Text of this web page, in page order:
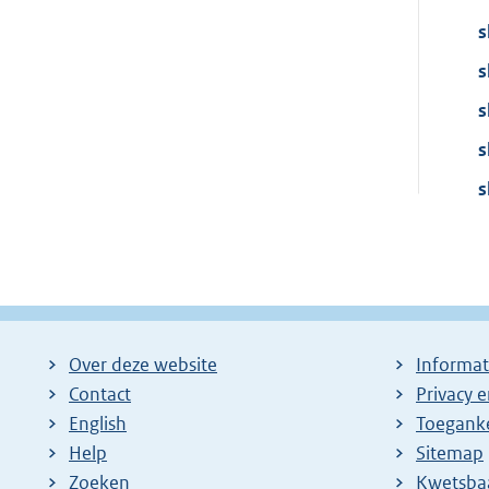
Over deze website
Contact
English
Help
Zoeken
Privacy
Sitemap
E